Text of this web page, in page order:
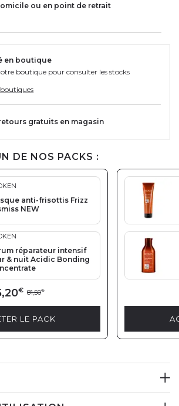
ou en point de retrait
en boutique
boutique pour consulter les stocks
gratuits en magasin
DE NOS PACKS :
anti-frisottis Frizz
NEW
réparateur intensif
& nuit Acidic Bonding
€ 81,50€
LE PACK